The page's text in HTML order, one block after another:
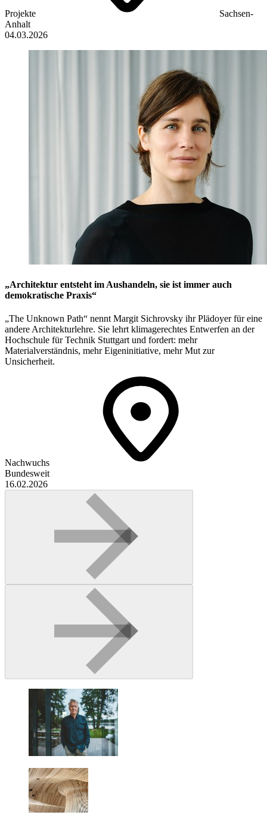
Projekte
Sachsen-
Anhalt
04.03.2026
„Architektur entsteht im Aushandeln, sie ist immer auch
demokratische Praxis“
„The Unknown Path“ nennt Margit Sichrovsky ihr Plädoyer für eine
andere Architekturlehre. Sie lehrt klimagerechtes Entwerfen an der
Hochschule für Technik Stuttgart und fordert: mehr
Materialverständnis, mehr Eigeninitiative, mehr Mut zur
Unsicherheit.
Nachwuchs
Bundesweit
16.02.2026